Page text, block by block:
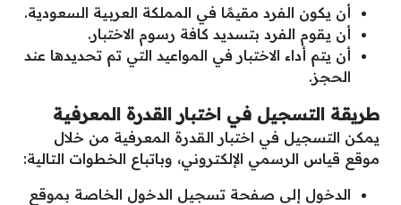
أن يكون الفرد مقيمًا في المملكة العربية السعودية.
أن يقوم الفرد بتسديد كافة رسوم الاختبار.
أن يتم أداء الاختبار في المواعيد التي تم تحديدها عند
الحجز.
طريقة التسجيل في اختبار القدرة المعرفية
يمكن التسجيل في اختبار القدرة المعرفية من خلال
موقع قياس الرسمي الإلكتروني، وباتباع الخطوات التالية:
الدخول إلى صفحة تسجيل الدخول الخاصة بموقع